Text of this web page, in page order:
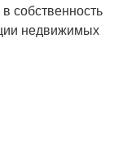
собственность
недвижимых